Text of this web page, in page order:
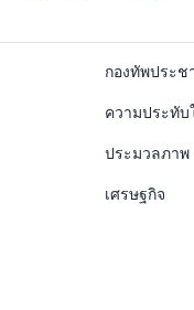
tiếngกองทัพประ
ความประทับ
ประมวลภาพ
เศรษฐกิจ